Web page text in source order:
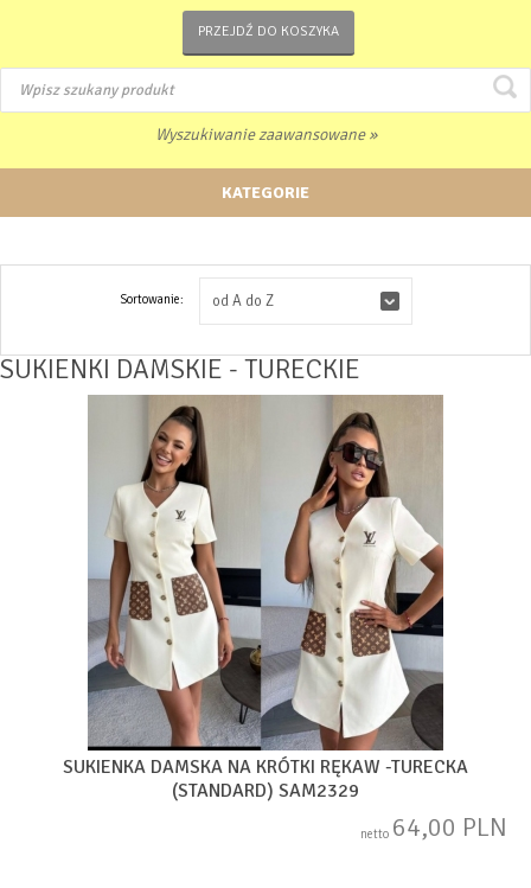
PRZEJDŹ DO KOSZYKA
Wyszukiwanie zaawansowane »
KATEGORIE
Sortowanie: od A do Z
SUKIENKI DAMSKIE - TURECKIE
SUKIENKA DAMSKA NA KRÓTKI RĘKAW -TURECKA
(STANDARD) SAM2329
netto 64,00 PLN